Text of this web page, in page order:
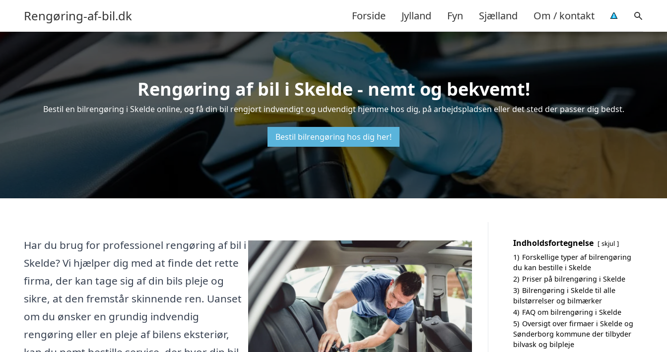
Rengøring-af-bil.dk Forside Jylland Fyn Sjælland Om / kontakt
Rengøring af bil i Skelde - nemt og bekvemt!
Bestil en bilrengøring i Skelde online, og få din bil rengjort indvendigt og udvendigt hjemme hos dig, på arbejdspladsen eller det sted der passer dig bedst.
Bestil bilrengøring hos dig her!
Har du brug for professionel rengøring af bil i
Skelde? Vi hjælper dig med at finde det rette
firma, der kan tage sig af din bils pleje og
sikre, at den fremstår skinnende ren. Uanset
om du ønsker en grundig indvendig
rengøring eller en pleje af bilens eksteriør,
Indholdsfortegnelse skjul
1) Forskellige typer af bilrengøring
du kan bestille i Skelde
2) Priser på bilrengøring i Skelde
3) Bilrengøring i Skelde til alle
bilstørrelser og bilmærker
4) FAQ om bilrengøring i Skelde
5) Oversigt over firmaer i Skelde og
Sønderborg kommune der tilbyder
bilvask og bilpleje